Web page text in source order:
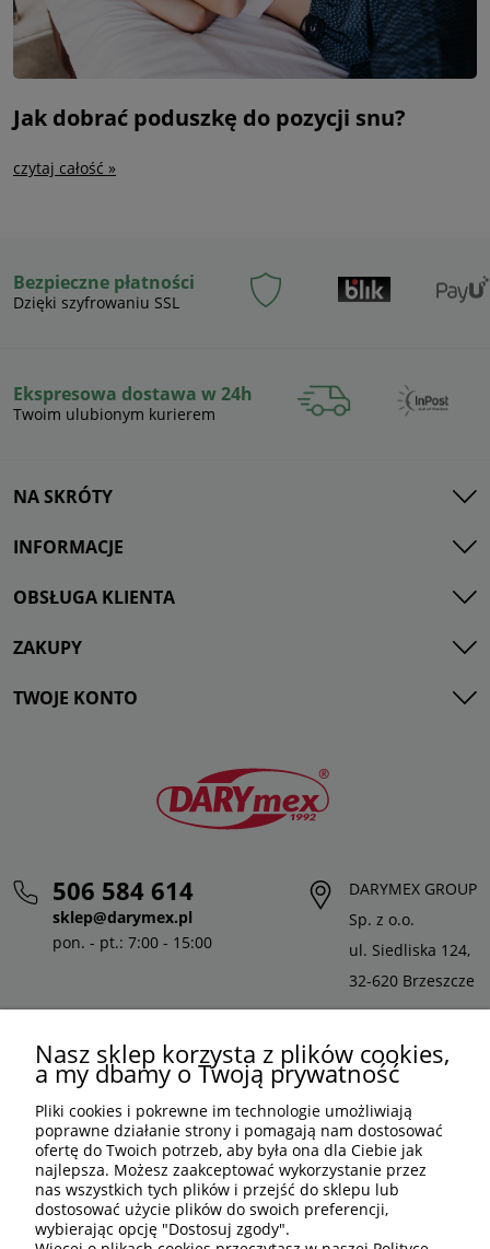
Jak dobrać poduszkę do pozycji snu?
czytaj całość »
Bezpieczne płatności
Dzięki szyfrowaniu SSL
Ekspresowa dostawa w 24h
Twoim ulubionym kurierem
NA SKRÓTY
INFORMACJE
OBSŁUGA KLIENTA
ZAKUPY
TWOJE KONTO
506 584 614
sklep@darymex.pl
pon. - pt.: 7:00 - 15:00
DARYMEX GROUP
Sp. z o.o.
ul. Siedliska 124,
32-620 Brzeszcze
PLN PL
Nasz sklep korzysta z plików cookies,
a my dbamy o Twoją prywatność
Pliki cookies i pokrewne im technologie umożliwiają
poprawne działanie strony i pomagają nam dostosować
ofertę do Twoich potrzeb, aby była ona dla Ciebie jak
najlepsza. Możesz zaakceptować wykorzystanie przez
nas wszystkich tych plików i przejść do sklepu lub
dostosować użycie plików do swoich preferencji,
wybierając opcję "Dostosuj zgody".